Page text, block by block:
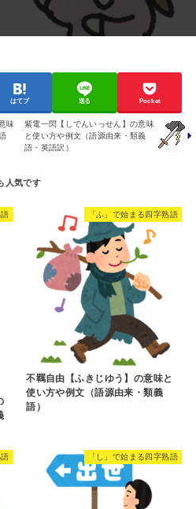
はてブ 送る Pocket
味
紫電一閃【しでんいっせん】の意味
と使い方や例文（語源由来・類義
語・英語訳）
「ふ」で始まる四字熟語
不羈自由【ふきじゆう】の意味と
使い方や例文（語源由来・類義
語）
「し」で始まる四字熟語